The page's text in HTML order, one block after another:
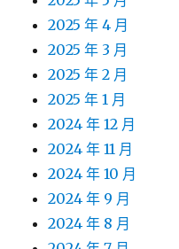
2025 年 4 月
2025 年 3 月
2025 年 2 月
2025 年 1 月
2024 年 12 月
2024 年 11 月
2024 年 10 月
2024 年 9 月
2024 年 8 月